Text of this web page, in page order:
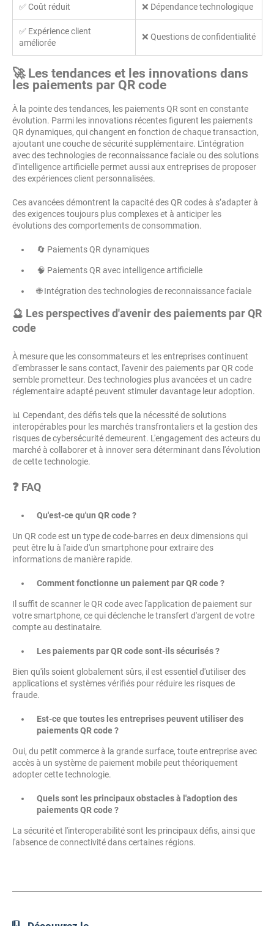
✅ Coût réduit ❌ Dépendance technologique
✅ Expérience client
améliorée
❌ Questions de confidentialité
🚀 Les tendances et les innovations dans
les paiements par QR code
À la pointe des tendances, les paiements QR sont en constante
évolution. Parmi les innovations récentes figurent les paiements
QR dynamiques, qui changent en fonction de chaque transaction,
ajoutant une couche de sécurité supplémentaire. L'intégration
avec des technologies de reconnaissance faciale ou des solutions
d'intelligence artificielle permet aussi aux entreprises de proposer
des expériences client personnalisées.
Ces avancées démontrent la capacité des QR codes à s’adapter à
des exigences toujours plus complexes et à anticiper les
évolutions des comportements de consommation.
🔄 Paiements QR dynamiques
🧠 Paiements QR avec intelligence artificielle
🌐 Intégration des technologies de reconnaissance faciale
🔮 Les perspectives d'avenir des paiements par QR
code
À mesure que les consommateurs et les entreprises continuent
d'embrasser le sans contact, l'avenir des paiements par QR code
semble prometteur. Des technologies plus avancées et un cadre
réglementaire adapté peuvent stimuler davantage leur adoption.
📊 Cependant, des défis tels que la nécessité de solutions
interopérables pour les marchés transfrontaliers et la gestion des
risques de cybersécurité demeurent. L'engagement des acteurs du
marché à collaborer et à innover sera déterminant dans l'évolution
de cette technologie.
❓ FAQ
Qu'est-ce qu'un QR code ?
Un QR code est un type de code-barres en deux dimensions qui
peut être lu à l'aide d'un smartphone pour extraire des
informations de manière rapide.
Comment fonctionne un paiement par QR code ?
Il suffit de scanner le QR code avec l'application de paiement sur
votre smartphone, ce qui déclenche le transfert d'argent de votre
compte au destinataire.
Les paiements par QR code sont-ils sécurisés ?
Bien qu'ils soient globalement sûrs, il est essentiel d'utiliser des
applications et systèmes vérifiés pour réduire les risques de
fraude.
Est-ce que toutes les entreprises peuvent utiliser des
paiements QR code ?
Oui, du petit commerce à la grande surface, toute entreprise avec
accès à un système de paiement mobile peut théoriquement
adopter cette technologie.
Quels sont les principaux obstacles à l'adoption des
paiements QR code ?
La sécurité et l'interoperabilité sont les principaux défis, ainsi que
l'absence de connectivité dans certaines régions.